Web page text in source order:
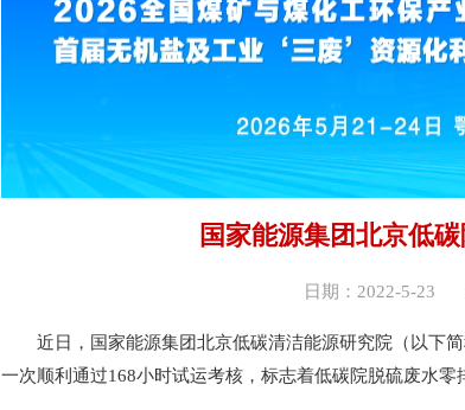
国家能源集团北京低
日期：2022-5-23
近日，国家能源集团北京低碳清洁能源研究院（以下简
一次顺利通过168小时试运考核，标志着低碳院脱硫废水零